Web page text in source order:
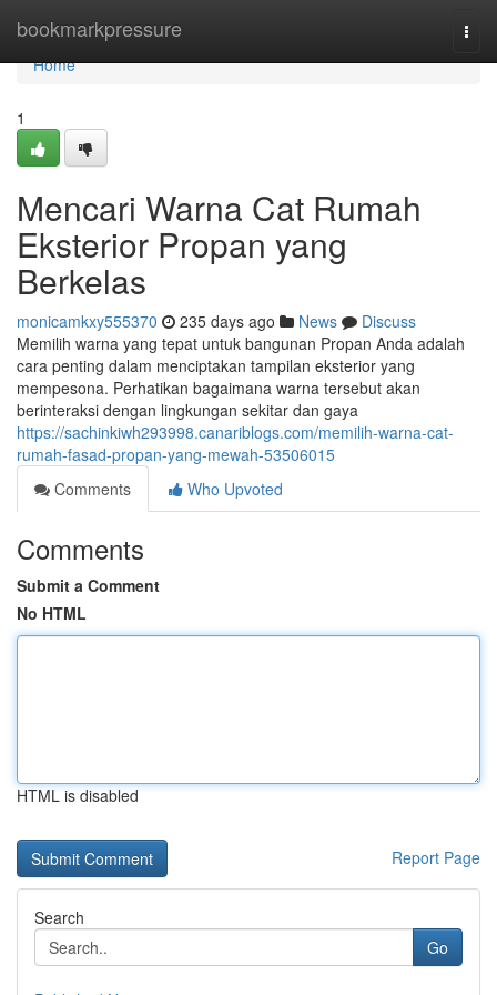
bookmarkpressure
Home
Home
1
Mencari Warna Cat Rumah
Eksterior Propan yang
Berkelas
monicamkxy555370 235 days ago News
Discuss
Memilih warna yang tepat untuk bangunan Propan Anda adalah
cara penting dalam menciptakan tampilan eksterior yang
mempesona. Perhatikan bagaimana warna tersebut akan
berinteraksi dengan lingkungan sekitar dan gaya
https://sachinkiwh293998.canariblogs.com/memilih-warna-cat-
rumah-fasad-propan-yang-mewah-53506015
Comments
Who Upvoted
Comments
Submit a Comment
No HTML
HTML is disabled
Report Page
Search
Go